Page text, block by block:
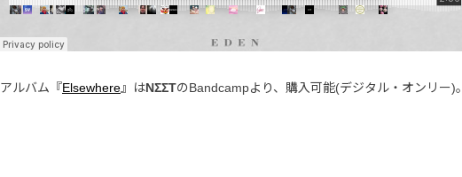
アルバム『Elsewhere』はNΣΣTのBandcampより、購入可能(デジタル・オンリー)。